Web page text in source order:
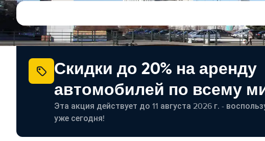
Скидки до 20% на аренду
автомобилей по всему
Эта акция действует до 11 августа 2026 г. -
уже сегодня!